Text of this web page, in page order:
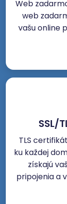
Web
web
vašu online
SSL/
TLS
ku každej
získajú
pripojenia a